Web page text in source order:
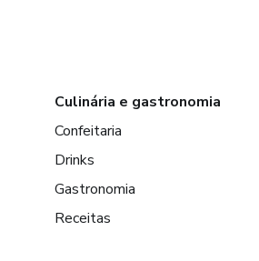
Culinária e gastronomia
Confeitaria
Drinks
Gastronomia
Receitas